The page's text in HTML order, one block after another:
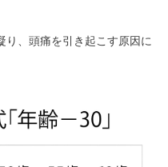
り、頭痛を引き起こす原因に